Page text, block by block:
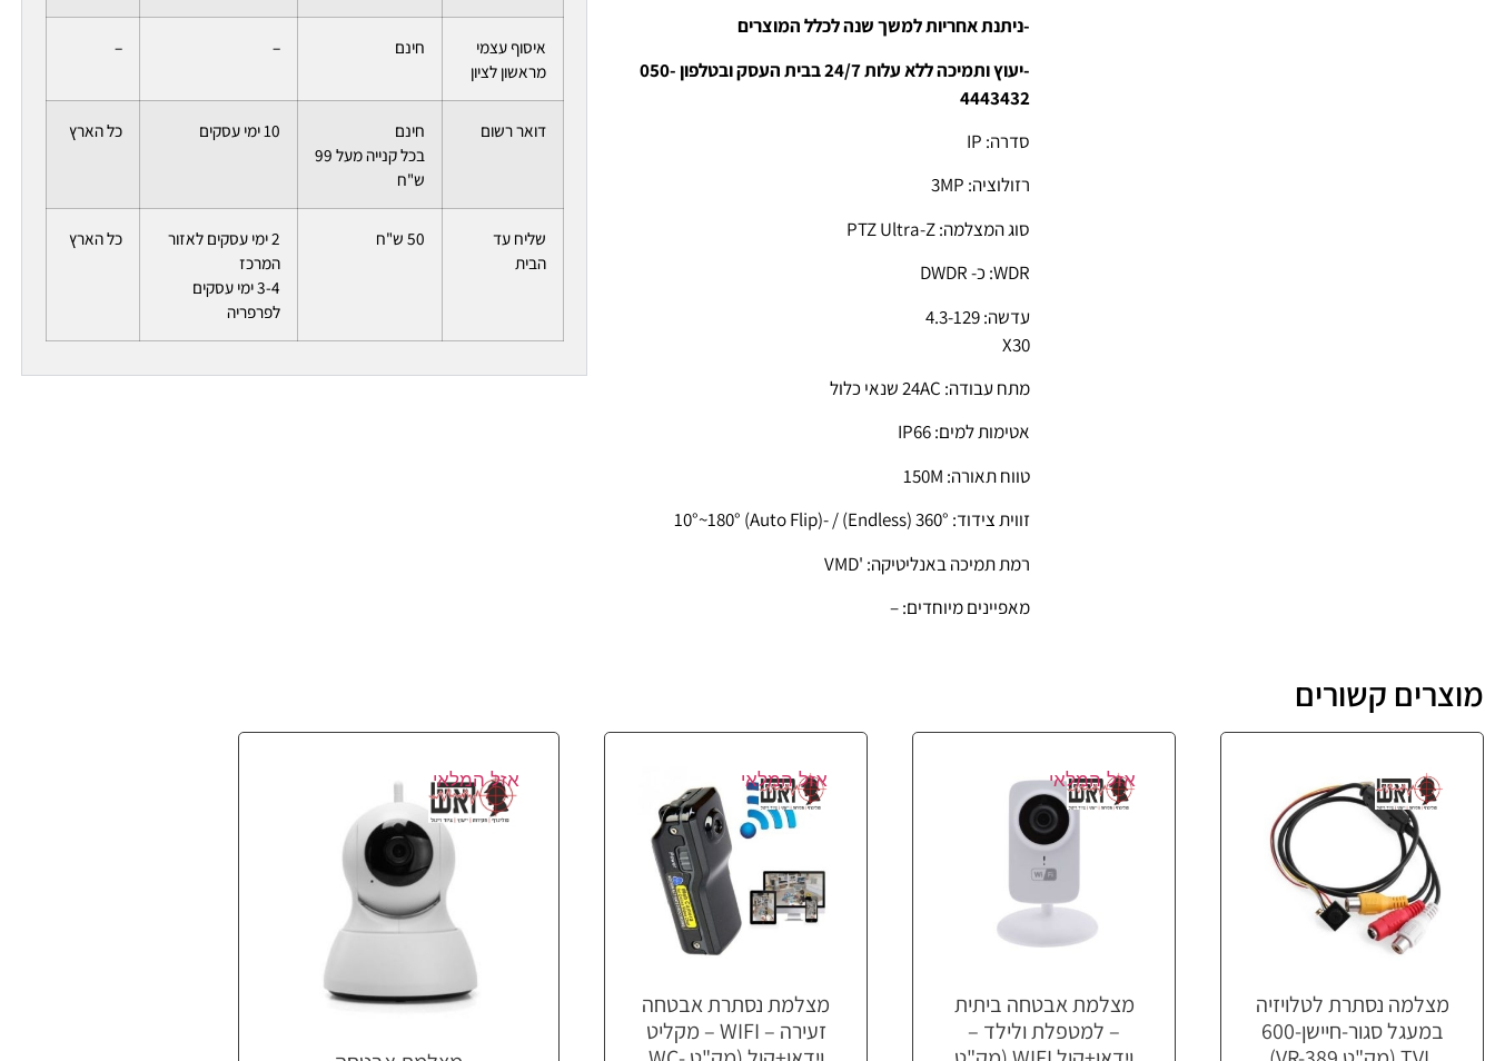
-ניתנת אחריות למשך שנה לכלל המוצרים
-יעוץ ותמיכה ללא עלות 24/7 בבית העסק ובטלפון 050-
4443432
סדרה: IP
רזולוציה: 3MP
סוג המצלמה: PTZ Ultra-Z
WDR: כ- DWDR
עדשה: 4.3-129
X30
מתח עבודה: 24AC שנאי כלול
אטימות למים: IP66
טווח תאורה: 150M
זווית צידוד: 360° (Endless) / -10°~180° (Auto Flip)
רמת תמיכה באנליטיקה: 'VMD
מאפיינים מיוחדים: –
איסוף עצמי
מראשון לציון
חינם –
–
דואר רשום
חינם
בכל קנייה מעל 99
ש"ח
10 ימי עסקים כל הארץ
שליח עד
הבית
50 ש"ח
2 ימי עסקים לאזור
המרכז
3-4 ימי עסקים
לפרפריה
כל הארץ
מוצרים קשורים
מצלמה נסתרת לטלויזיה
במעגל סגור-חיישן-600
אזל המלאי
מצלמת אבטחה ביתית
– למטפלת ולילד –
אזל המלאי
מצלמת נסתרת אבטחה
זעירה – WIFI – מקליט
אזל המלאי